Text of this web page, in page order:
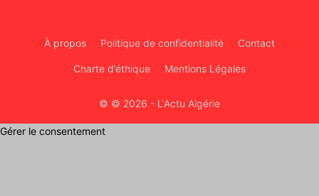
À propos Politique de confidentialité Contact
Charte d’éthique Mentions Légales
© © 2026 - L'Actu Algérie
Gérer le consentement